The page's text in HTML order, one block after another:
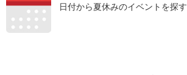
日付から夏休みのイベントを探す